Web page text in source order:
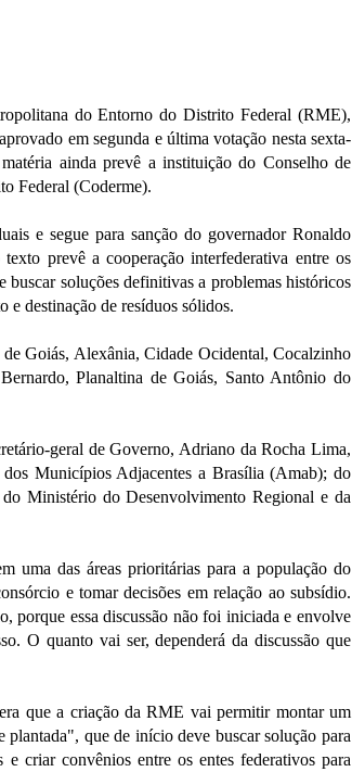
do Entorno do Distrito Federal (RME),
em segunda e última votação nesta sexta-
ainda prevê a instituição do Conselho de
Federal (Coderme).
e segue para sanção do governador Ronaldo
prevê a cooperação interfederativa entre os
soluções definitivas a problemas históricos
e destinação de resíduos sólidos.
Goiás, Alexânia, Cidade Ocidental, Cocalzinho
Planaltina de Goiás, Santo Antônio do
geral de Governo, Adriano da Rocha Lima,
Municípios Adjacentes a Brasília (Amab); do
Ministério do Desenvolvimento Regional e da
uma das áreas prioritárias para a população do
e tomar decisões em relação ao subsídio.
porque essa discussão não foi iniciada e envolve
O quanto vai ser, dependerá da discussão que
que a criação da RME vai permitir montar um
que de início deve buscar solução para
criar convênios entre os entes federativos para